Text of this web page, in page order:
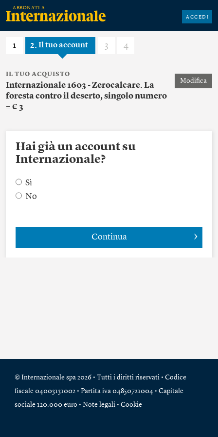
ACCEDI
1 2 Il tuo account 3 4
IL TUO ACQUISTO
Internazionale 1603 - Zerocalcare. La
foresta contro il deserto, singolo numero
= € 3
Modifica
Hai già un account su
Internazionale?
Sì
No
Continua
© Internazionale spa 2026 • Tutti i diritti riservati • Codice
fiscale 04003131002 • Partita iva 04850721004 • Capitale
sociale 120.000 euro • Note legali • Cookie